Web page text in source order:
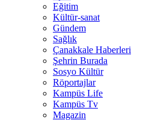
Eğitim
Kültür-sanat
Gündem
Sağlık
Çanakkale Haberleri
Şehrin Burada
Sosyo Kültür
Röportajlar
Kampüs Life
Kampüs Tv
Magazin